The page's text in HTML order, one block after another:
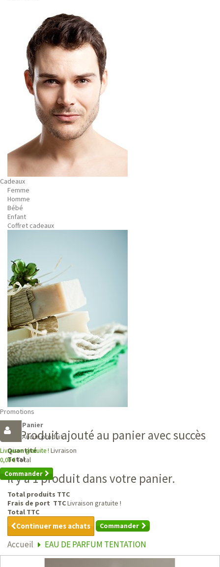
Cadeaux
Femme
Homme
Bébé
Enfant
Coffret cadeaux
Promotions
Panier
Aucun produit
Livraison gratuite ! Livraison
0,00 €Total
Commander
Produit ajouté au panier avec succès
Quantité
Total
Il y a 1 produit dans votre panier.
Total produits TTC
Frais de port TTCLivraison gratuite !
Total TTC
Continuer mes achats Commander
Accueil EAU DE PARFUM TENTATION